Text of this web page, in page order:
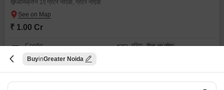
ओमिक्रोन 1ए ग्रेटर नोएडा, ग्रेटर नोएडा
₹ 1.00 Cr
Config
एरिया बिल्ट-अप एरिया
रहने के लिए तैयार
नॉर्थ Facing
Buy Greater Noida